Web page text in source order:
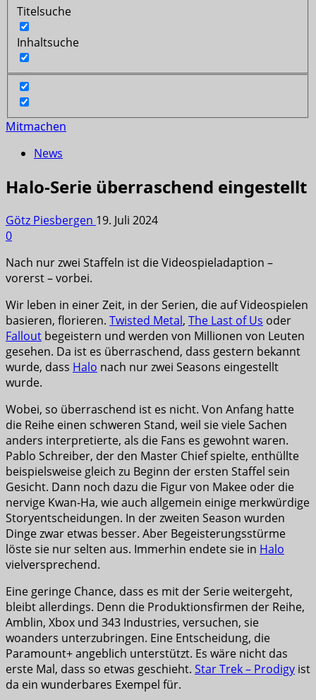
Titelsuche
Inhaltsuche
Mitmachen
News
Halo-Serie überraschend eingestellt
Götz Piesbergen 19. Juli 2024
0
Nach nur zwei Staffeln ist die Videospieladaption –
vorerst – vorbei.
Wir leben in einer Zeit, in der Serien, die auf Videospielen
basieren, florieren. Twisted Metal, The Last of Us oder
Fallout begeistern und werden von Millionen von Leuten
gesehen. Da ist es überraschend, dass gestern bekannt
wurde, dass Halo nach nur zwei Seasons eingestellt
wurde.
Wobei, so überraschend ist es nicht. Von Anfang hatte
die Reihe einen schweren Stand, weil sie viele Sachen
anders interpretierte, als die Fans es gewohnt waren.
Pablo Schreiber, der den Master Chief spielte, enthüllte
beispielsweise gleich zu Beginn der ersten Staffel sein
Gesicht. Dann noch dazu die Figur von Makee oder die
nervige Kwan-Ha, wie auch allgemein einige merkwürdige
Storyentscheidungen. In der zweiten Season wurden
Dinge zwar etwas besser. Aber Begeisterungsstürme
löste sie nur selten aus. Immerhin endete sie in Halo
vielversprechend.
Eine geringe Chance, dass es mit der Serie weitergeht,
bleibt allerdings. Denn die Produktionsfirmen der Reihe,
Amblin, Xbox und 343 Industries, versuchen, sie
woanders unterzubringen. Eine Entscheidung, die
Paramount+ angeblich unterstützt. Es wäre nicht das
erste Mal, dass so etwas geschieht. Star Trek – Prodigy ist
da ein wunderbares Exempel für.